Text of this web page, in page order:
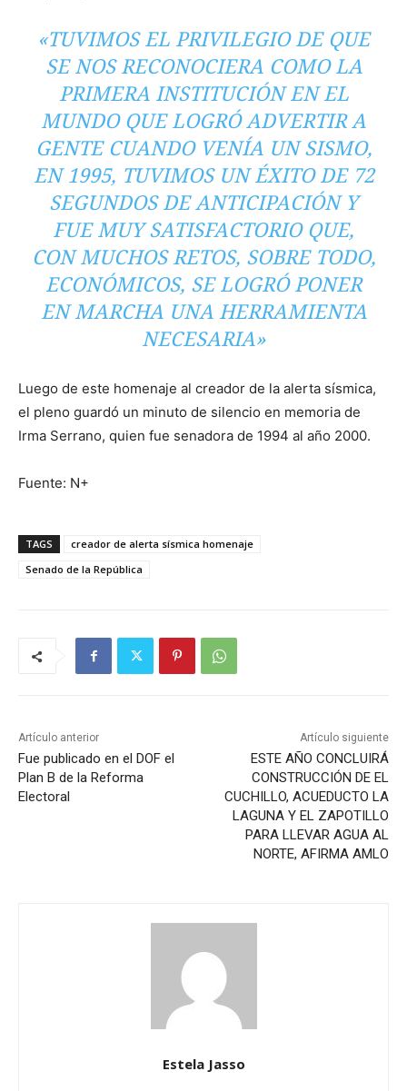
«TUVIMOS EL PRIVILEGIO DE QUE
SE NOS RECONOCIERA COMO LA
PRIMERA INSTITUCIÓN EN EL
MUNDO QUE LOGRÓ ADVERTIR A
GENTE CUANDO VENÍA UN SISMO,
EN 1995, TUVIMOS UN ÉXITO DE 72
SEGUNDOS DE ANTICIPACIÓN Y
FUE MUY SATISFACTORIO QUE,
CON MUCHOS RETOS, SOBRE TODO,
ECONÓMICOS, SE LOGRÓ PONER
EN MARCHA UNA HERRAMIENTA
NECESARIA»
Luego de este homenaje al creador de la alerta sísmica,
el pleno guardó un minuto de silencio en memoria de
Irma Serrano, quien fue senadora de 1994 al año 2000.
Fuente: N+
TAGS
creador de alerta sísmica homenaje
Senado de la República
Artículo anterior
Fue publicado en el DOF el
Plan B de la Reforma
Electoral
Artículo siguiente
ESTE AÑO CONCLUIRÁ
CONSTRUCCIÓN DE EL
CUCHILLO, ACUEDUCTO LA
LAGUNA Y EL ZAPOTILLO
PARA LLEVAR AGUA AL
NORTE, AFIRMA AMLO
Estela Jasso